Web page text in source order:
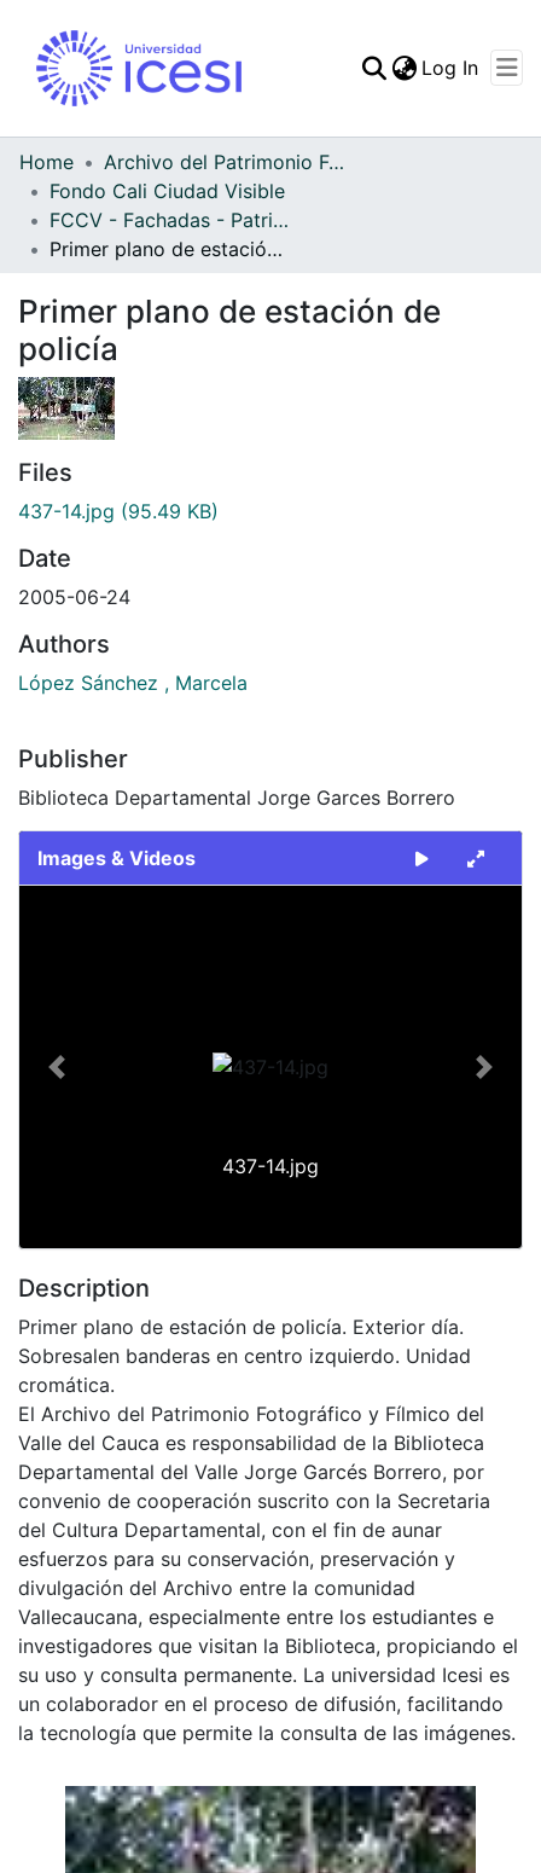
Log In
Home
Archivo del Patrimonio Fotográfico y Fílmico del Valle del Cauca
Fondo Cali Ciudad Visible
FCCV - Fachadas - Patrimonial
Primer plano de estación de policía
Primer plano de estación de
policía
Files
437-14.jpg (95.49 KB)
Date
2005-06-24
Authors
López Sánchez , Marcela
Publisher
Biblioteca Departamental Jorge Garces Borrero
Images & Videos
437-14.jpg
Previous Next
Description
Primer plano de estación de policía. Exterior día.
Sobresalen banderas en centro izquierdo. Unidad
cromática.
El Archivo del Patrimonio Fotográfico y Fílmico del
Valle del Cauca es responsabilidad de la Biblioteca
Departamental del Valle Jorge Garcés Borrero, por
convenio de cooperación suscrito con la Secretaria
del Cultura Departamental, con el fin de aunar
esfuerzos para su conservación, preservación y
divulgación del Archivo entre la comunidad
Vallecaucana, especialmente entre los estudiantes e
investigadores que visitan la Biblioteca, propiciando el
su uso y consulta permanente. La universidad Icesi es
un colaborador en el proceso de difusión, facilitando
la tecnología que permite la consulta de las imágenes.